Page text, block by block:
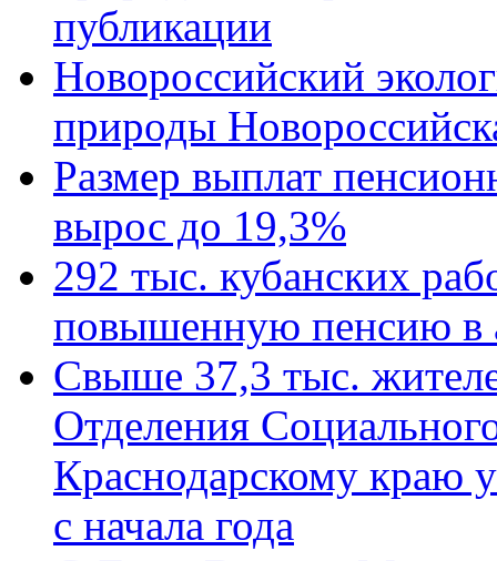
публикации
Новороссийский
природы
Размер выплат
вырос до 19,3%
292 тыс. кубанских
повышенную пенсию в
Свыше 37,3 тыс.
Отделения
Краснодарскому краю
с начала года